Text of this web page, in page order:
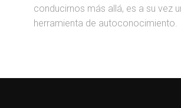
conducirnos más allá, es a su vez
herramienta de autoconocimiento.